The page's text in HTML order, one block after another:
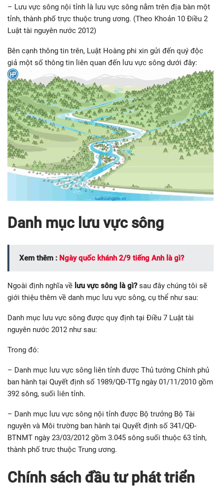
– Lưu vực sông nội tỉnh là lưu vực sông nằm trên địa bàn một
tỉnh, thành phố trực thuộc trung ương. (Theo Khoản 10 Điều 2
Luật tài nguyên nước 2012)
Bên cạnh thông tin trên, Luật Hoàng phi xin gửi đến quý độc
giả một số thông tin liên quan đến lưu vực sông dưới đây:
Danh mục lưu vực sông
Xem thêm : Ngày quốc khánh 2/9 tiếng Anh là gì?
Ngoài định nghĩa về lưu vực sông là gì?sau đây chúng tôi sẽ
giới thiệu thêm về danh mục lưu vực sông, cụ thể như sau:
Danh mục lưu vực sông được quy định tại Điều 7 Luật tài
nguyên nước 2012 như sau:
Trong đó:
– Danh mục lưu vực sông liên tỉnh được Thủ tướng Chính phủ
ban hành tại Quyết định số 1989/QĐ-TTg ngày 01/11/2010 gồm
392 sông, suối liên tỉnh.
– Danh mục lưu vực sông nội tỉnh được Bộ trưởng Bộ Tài
nguyên và Môi trường ban hành tại Quyết định số 341/QĐ-
BTNMT ngày 23/03/2012 gồm 3.045 sông suối thuộc 63 tỉnh,
thành phố trưc thuộc Trung ương.
Chính sách đầu tư phát triển